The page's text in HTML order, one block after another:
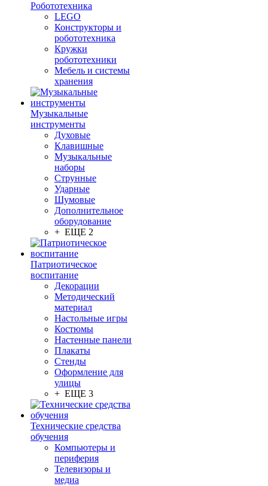
Робототехника
LEGO
Конструкторы и
робототехника
Кружки
робототехники
Мебель и системы
хранения
Музыкальные
инструменты
Духовые
Клавишные
Музыкальные
наборы
Струнные
Ударные
Шумовые
Дополнительное
оборудование
+ ЕЩЕ 2
Патриотическое
воспитание
Декорации
Методический
материал
Настольные игры
Костюмы
Настенные панели
Плакаты
Стенды
Оформление для
улицы
+ ЕЩЕ 3
Технические средства
обучения
Компьютеры и
периферия
Телевизоры и
медиа